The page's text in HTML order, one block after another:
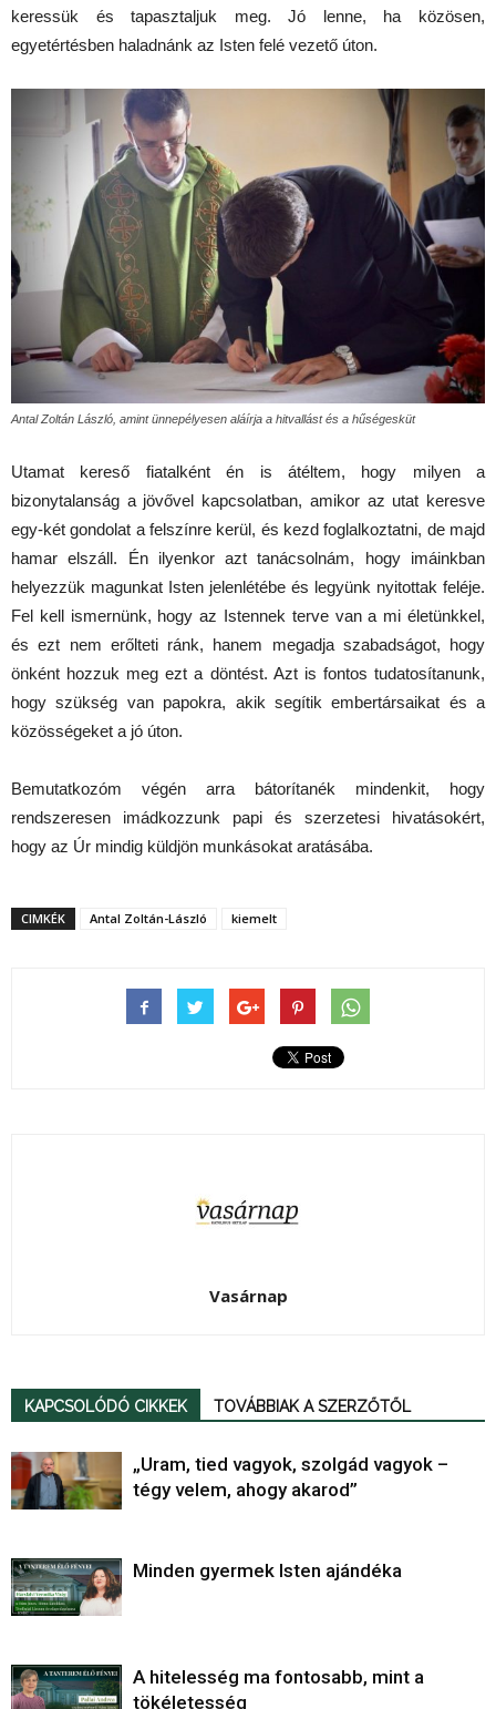
keressük és tapasztaljuk meg. Jó lenne, ha közösen,
egyetértésben haladnánk az Isten felé vezető úton.
Antal Zoltán László, amint ünnepélyesen aláírja a hitvallást és a hűségesküt
Utamat kereső fiatalként én is átéltem, hogy milyen a
bizonytalanság a jövővel kapcsolatban, amikor az utat keresve
egy-két gondolat a felszínre kerül, és kezd foglalkoztatni, de majd
hamar elszáll. Én ilyenkor azt tanácsolnám, hogy imáinkban
helyezzük magunkat Isten jelenlétébe és legyünk nyitottak feléje.
Fel kell ismernünk, hogy az Istennek terve van a mi életünkkel,
és ezt nem erőlteti ránk, hanem megadja szabadságot, hogy
önként hozzuk meg ezt a döntést. Azt is fontos tudatosítanunk,
hogy szükség van papokra, akik segítik embertársaikat és a
közösségeket a jó úton.
Bemutatkozóm végén arra bátorítanék mindenkit, hogy
rendszeresen imádkozzunk papi és szerzetesi hivatásokért,
hogy az Úr mindig küldjön munkásokat aratásába.
CIMKÉK Antal Zoltán-László kiemelt
Vasárnap
KAPCSOLÓDÓ CIKKEK TOVÁBBIAK A SZERZŐTŐL
„Uram, tied vagyok, szolgád vagyok –
tégy velem, ahogy akarod”
Minden gyermek Isten ajándéka
A hitelesség ma fontosabb, mint a
tökéletesség